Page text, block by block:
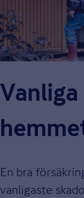
Vanliga
En bra
vanligaste